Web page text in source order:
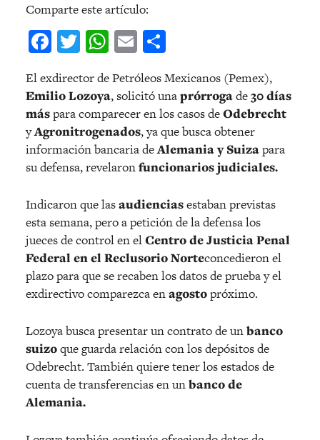
Comparte este artículo:
Facebook
Twitter
WhatsApp
Email
El exdirector de Petróleos Mexicanos (Pemex),
Emilio Lozoya, solicitó unaprórrogade30 días
máspara comparecer en los casos deOdebrecht
yAgronitrogenados, ya que busca obtener
información bancaria deAlemania y Suizapara
su defensa, revelaronfuncionarios judiciales.
Indicaron que lasaudienciasestaban previstas
esta semana, pero a petición de la defensa los
jueces de control en elCentro de Justicia Penal
Federal en el Reclusorio Norteconcedieron el
plazo para que se recaben los datos de prueba y el
exdirectivo comparezca enagostopróximo.
Lozoya busca presentar un contrato de unbanco
suizoque guarda relación con los depósitos de
Odebrecht. También quiere tener los estados de
cuenta de transferencias en unbanco de
Alemania.